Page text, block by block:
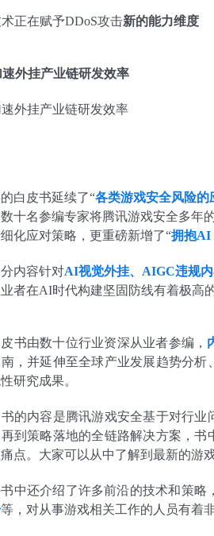
正在赋予DDoS攻击新的能力维度
外挂产业链研发效率
外挂产业链研发效率
白皮书延续了“各类游戏安全风险的
十名参编专家将腾讯游戏安全多年
化应对策略，更重磅新增了“拥抱AI
内容针对AI视觉外挂、AIGC违规
者在AI时代构建坚固防线有着极高
书由数十位行业资深从业者参编，
，并延伸至全球产业发展趋势分
研究成果。
的内容是腾讯游戏安全基于对行业
到策略落地的全链路解决方案，
点。大家可以从中了解到最新的游
中还介绍了许多前沿的技术和策略
等，对从事游戏相关工作的人员有着